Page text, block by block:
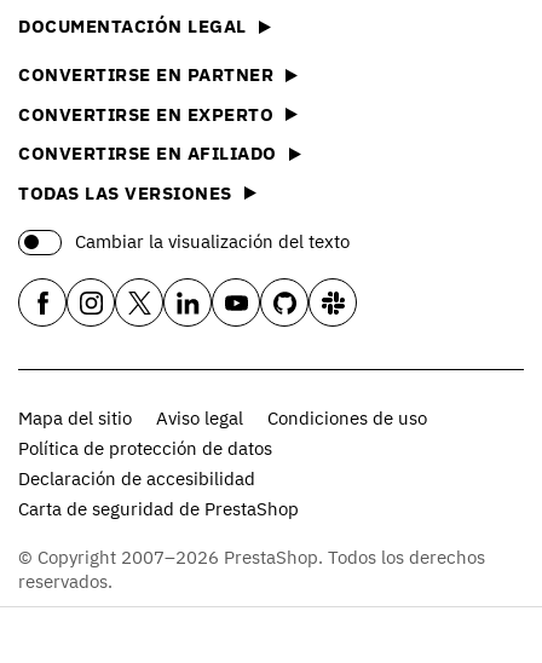
DOCUMENTACIÓN LEGAL
CONVERTIRSE EN PARTNER
CONVERTIRSE EN EXPERTO
CONVERTIRSE EN AFILIADO
TODAS LAS VERSIONES
Cambiar la visualización del texto
Mapa del sitio Aviso legal
Condiciones de uso
Política de protección de datos
Declaración de accesibilidad
Carta de seguridad de PrestaShop
© Copyright 2007–2026 PrestaShop. Todos los derechos
reservados.